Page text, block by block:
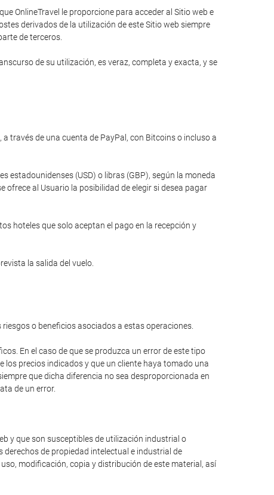
OnlineTravel le proporcione para acceder al Sitio web e
derivados de la utilización de este Sitio web siempre
de terceros.
de su utilización, es veraz, completa y exacta, y se
a través de una cuenta de PayPal, con Bitcoins o incluso a
estadounidenses (USD) o libras (GBP), según la moneda
ofrece al Usuario la posibilidad de elegir si desea pagar
hoteles que solo aceptan el pago en la recepción y
la salida del vuelo.
o beneficios asociados a estas operaciones.
En el caso de que se produzca un error de este tipo
los precios indicados y que un cliente haya tomado una
que dicha diferencia no sea desproporcionada en
de un error.
y que son susceptibles de utilización industrial o
de propiedad intelectual e industrial de
modificación, copia y distribución de este material, así